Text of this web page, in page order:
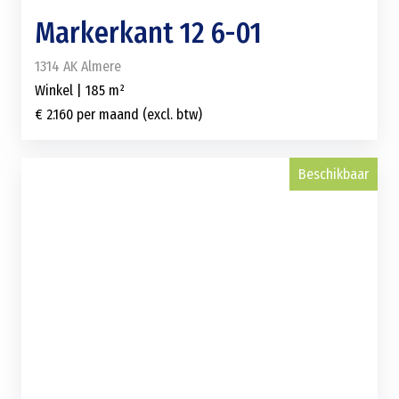
Markerkant 12 6-01
1314 AK Almere
Winkel | 185 m²
€ 2.160 per maand (excl. btw)
Beschikbaar